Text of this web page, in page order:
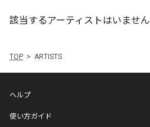
該当するアーティストはいません
TOP ARTISTS
ヘルプ
使い方ガイド